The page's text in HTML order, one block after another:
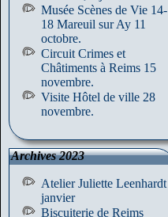
Musée Scènes de Vie 14-
18 Mareuil sur Ay 11
octobre.
Circuit Crimes et
Châtiments à Reims 15
novembre.
Visite Hôtel de ville 28
novembre.
Archives 2023
Atelier Juliette Leenhardt
janvier
Biscuiterie de Reims